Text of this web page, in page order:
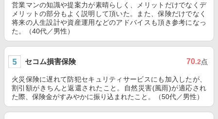
営業マンの知識や提案力が素晴らしく、メリットだけでなくデ
メリットの部分もよく説明して頂いた。また、保険だけでなく
将来の人生設計や資産運用などのアドバイスも頂き参考になっ
た。（40代／男性）
セコム損害保険 70.2点
火災保険に遅れて防犯セキュリティサービスにも加入したが、
割引額がきちんと返還されたこと。自然災害(風雨)が適応され
た際、保険金がすみやかに振り込まれたこと。（50代／男性）